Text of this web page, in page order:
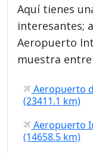
Aquí tienes
interesantes;
Aeropuerto
muestra
Aeropuerto
(23411.1 km)
Aeropuerto
(14658.5 km)